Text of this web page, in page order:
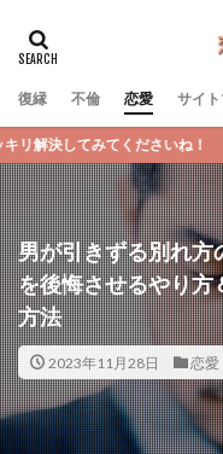
復縁 不倫 恋愛 サイ
男が引きずる別れ方
を後悔させるやり方
方法
2023年11月28日 恋愛